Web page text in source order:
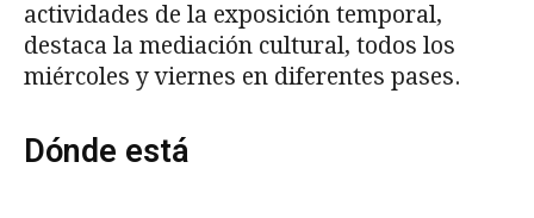
actividades de la exposición temporal,
destaca la mediación cultural, todos los
miércoles y viernes en diferentes pases.
Dónde está